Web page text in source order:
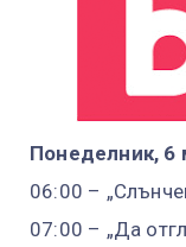
Понеделник, 6
06:00 –
07:00 – „Да